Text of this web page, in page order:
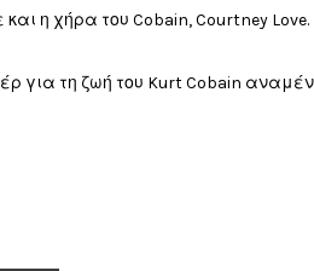
η χήρα του Cobain, Courtney Love.
για τη ζωή του Kurt Cobain